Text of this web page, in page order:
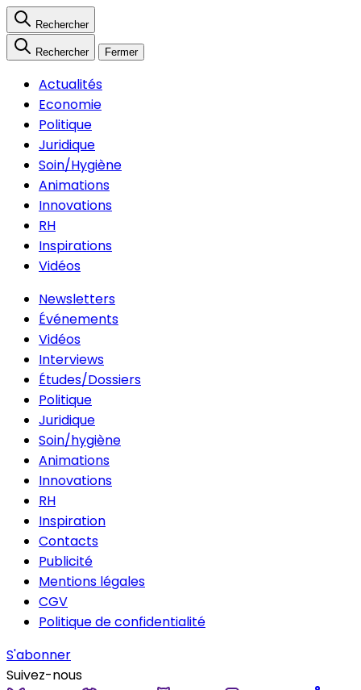
Rechercher
Rechercher Fermer
Actualités
Economie
Politique
Juridique
Soin/Hygiène
Animations
Innovations
RH
Inspirations
Vidéos
Newsletters
Événements
Vidéos
Interviews
Études/Dossiers
Politique
Juridique
Soin/hygiène
Animations
Innovations
RH
Inspiration
Contacts
Publicité
Mentions légales
CGV
Politique de confidentialité
S'abonner
Suivez-nous